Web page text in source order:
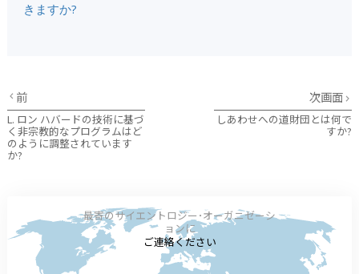
きますか?
前
L. ロン ハバードの技術に基づ
く非宗教的なプログラムはど
のように調整されています
か?
次画面
しあわせへの道財団とは何で
すか?
最寄のサイエントロジー･オーガニゼーシ
ョンに
ご連絡ください